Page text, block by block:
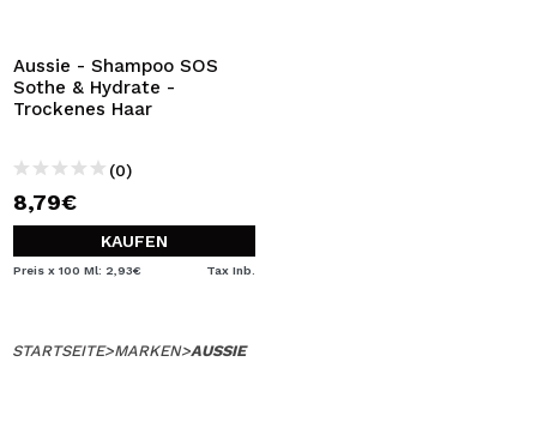
Durch die Erstellung eines Kontos bei Maquillalia.de
können Sie Ihre Einkäufe schnell tätigen, den Status Ihrer
BENUTZERKONTO ERSTELLEN
Aussie - Shampoo SOS
Sothe & Hydrate -
Trockenes Haar
(0)
8,79€
KAUFEN
Preis x 100 Ml: 2,93€ Tax Inb.
STARTSEITE>MARKEN>AUSSIE